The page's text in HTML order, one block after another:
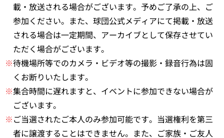
載・放送される場合がございます。予めご了承の上、ご
参加ください。また、球団公式メディアにて掲載・放送
される場合は一定期間、アーカイブとして保存させてい
ただく場合がございます。
※待機場所等でのカメラ・ビデオ等の撮影・録音行為は固
くお断りいたします。
※集合時間に遅れますと、イベントに参加できない場合が
ございます。
※ご当選されたご本人のみ参加可能です。当選権利を第三
者に譲渡することはできません。また、ご家族・ご友人